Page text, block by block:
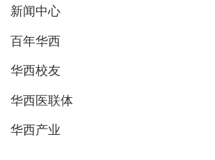
新闻中心
百年华西
华西校友
华西医联体
华西产业